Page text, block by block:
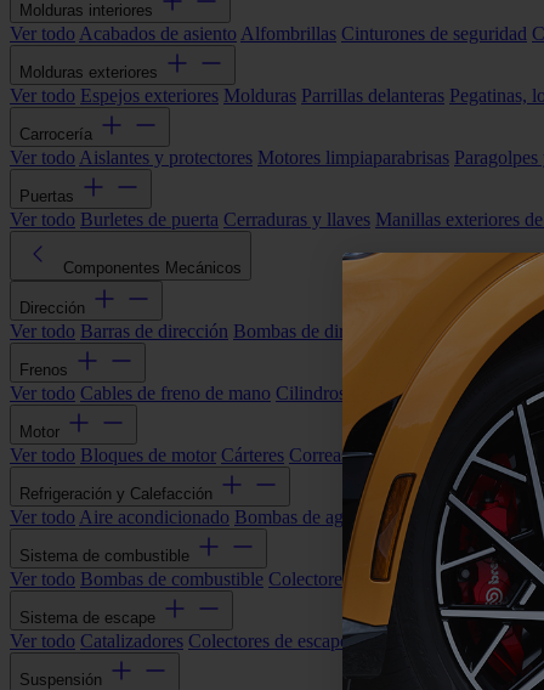
Molduras interiores
Ver todo Acabados de asiento Alfombrillas Cinturones de seguridad
Molduras exteriores
Ver todo Espejos exteriores Molduras Parrillas delanteras Pegatinas,
Carrocería
Ver todo Aislantes y protectores Motores limpiaparabrisas
Puertas
Ver todo Burletes de puerta Cerraduras y llaves Manillas exteriores
Componentes Mecánicos
Dirección
Ver todo Barras de dirección Bombas de dirección asistida
Frenos
Ver todo Cables de freno de mano Cilindros de freno Componentes
Motor
Ver todo Bloques de motor Cárteres Correas alternador Correas y
Refrigeración y Calefacción
Ver todo Aire acondicionado Bombas de agua Electroventiladores
Sistema de combustible
Ver todo Bombas de combustible Colectores de admisión Filtros de
Sistema de escape
Ver todo Catalizadores Colectores de escape Filtros de partículas
Suspensión